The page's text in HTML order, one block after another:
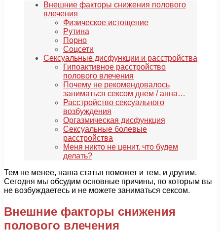
Внешние факторы снижения полового
влечения
Физическое истощение
Рутина
Порно
Соцсети
Сексуальные дисфункции и расстройства
Гипоактивное расстройство
полового влечения
Почему не рекомендовалось
заниматься сексом днем / анна…
Расстройство сексуального
возбуждения
Оргазмическая дисфункция
Сексуальные болевые
расстройства
Меня никто не ценит. что будем
делать?
Тем не менее, наша статья поможет и тем, и другим.
Сегодня мы обсудим основные причины, по которым вы
не возбуждаетесь и не можете заниматься сексом.
Внешние факторы снижения
полового влечения